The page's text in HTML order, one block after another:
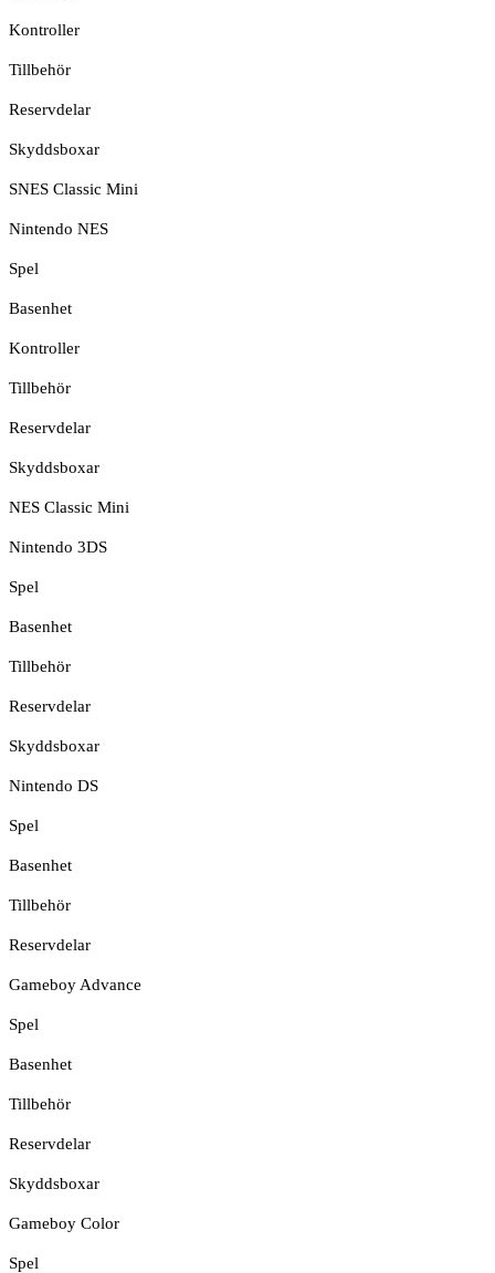
Kontroller
Tillbehör
Reservdelar
Skyddsboxar
SNES Classic Mini
Nintendo NES
Spel
Basenhet
Kontroller
Tillbehör
Reservdelar
Skyddsboxar
NES Classic Mini
Nintendo 3DS
Spel
Basenhet
Tillbehör
Reservdelar
Skyddsboxar
Nintendo DS
Spel
Basenhet
Tillbehör
Reservdelar
Gameboy Advance
Spel
Basenhet
Tillbehör
Reservdelar
Skyddsboxar
Gameboy Color
Spel